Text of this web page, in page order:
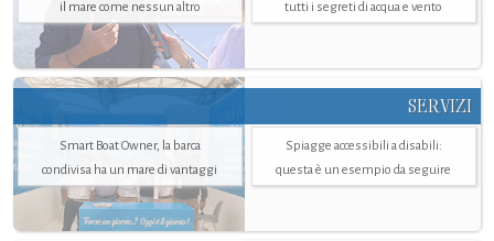
il mare come nessun altro
tutti i segreti di acqua e vento
SERVIZI
Smart Boat Owner, la barca
condivisa ha un mare di vantaggi
Spiagge accessibili a disabili:
questa è un esempio da seguire